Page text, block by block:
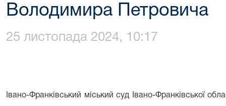
Володимира Петровича
25 листопада 2024, 10:17
Івано-Франківський міський суд Івано-Франківської